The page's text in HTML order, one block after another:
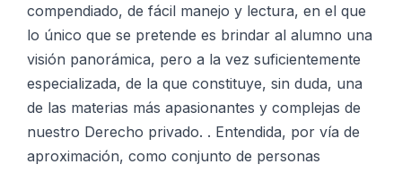
compendiado, de fácil manejo y lectura, en el que
lo único que se pretende es brindar al alumno una
visión panorámica, pero a la vez suficientemente
especializada, de la que constituye, sin duda, una
de las materias más apasionantes y complejas de
nuestro Derecho privado. . Entendida, por vía de
aproximación, como conjunto de personas